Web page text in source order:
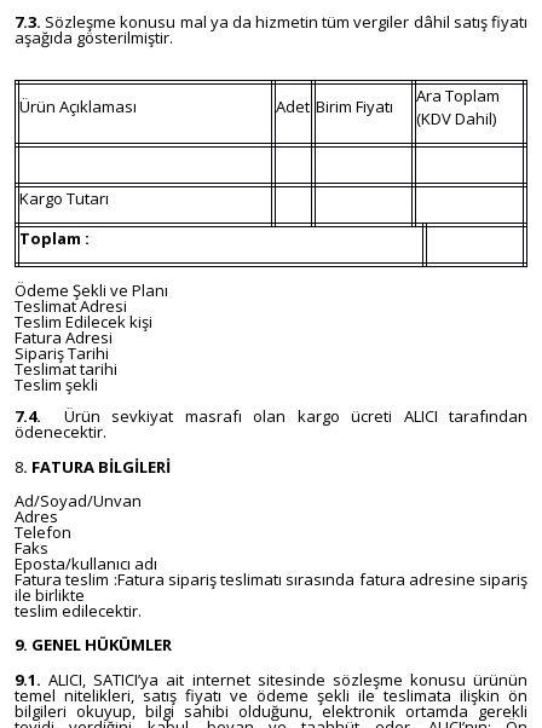
7.3. Sözleşme konusu mal ya da hizmetin tüm vergiler dâhil satış fiyatı
aşağıda gösterilmiştir.
Ürün Açıklaması Adet Birim Fiyatı
Ara Toplam
(KDV Dahil)
Kargo Tutarı
Toplam :
Ödeme Şekli ve Planı
Teslimat Adresi
Teslim Edilecek kişi
Fatura Adresi
Sipariş Tarihi
Teslimat tarihi
Teslim şekli
7.4. Ürün sevkiyat masrafı olan kargo ücreti ALICI tarafından
ödenecektir.
8. FATURA BİLGİLERİ
Ad/Soyad/Unvan
Adres
Telefon
Faks
Eposta/kullanıcı adı
Fatura teslim :Fatura sipariş teslimatı sırasında fatura adresine sipariş
ile birlikte
teslim edilecektir.
9. GENEL HÜKÜMLER
9.1. ALICI, SATICI’ya ait internet sitesinde sözleşme konusu ürünün
temel nitelikleri, satış fiyatı ve ödeme şekli ile teslimata ilişkin ön
bilgileri okuyup, bilgi sahibi olduğunu, elektronik ortamda gerekli